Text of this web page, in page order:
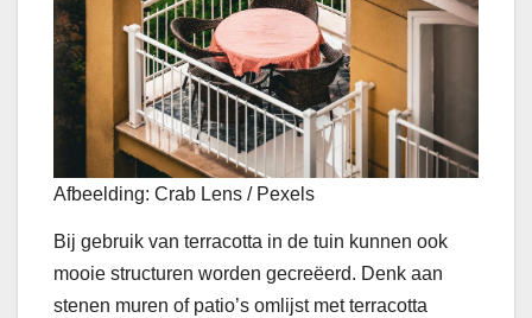
Afbeelding: Crab Lens / Pexels
Bij gebruik van terracotta in de tuin kunnen ook
mooie structuren worden gecreëerd. Denk aan
stenen muren of patio’s omlijst met terracotta